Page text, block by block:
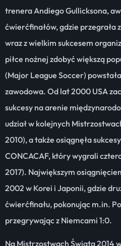
trenera Andiego Gullicksona,
ćwierćfinałów, gdzie przegrała
wraz z wielkim sukcesem
piłce nożnej zdobyć większą
(Major League Soccer)
zawodowa. Od lat 2000 USA
sukcesy na arenie
udział w kolejnych
2010), a także osiągnęła
CONCACAF, który wygrali
2017). Największym
2002 w Korei i Japonii, gdzie
ćwierćfinału, pokonując m.in.
przegrywając z Niemcami 1:0.
Na Mistrzostwach Świata 2014